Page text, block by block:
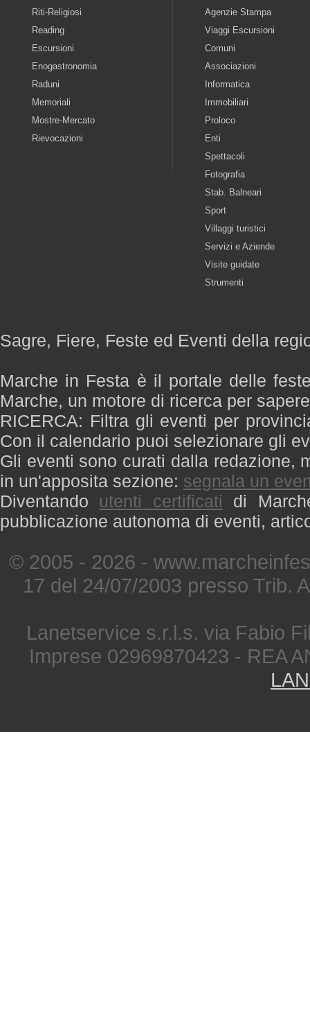
Riti-Religiosi
Reading
Escursioni
Enogastronomia
Raduni
Memoriali
Mostre-Mercato
Rievocazioni
Agenzie Stampa
Viaggi Escursioni
Comuni
Associazioni
Informatica
Immobiliari
Proloco
Enti
Spettacoli
Fotografia
Stab. Balneari
Sport
Villaggi turistici
Servizi e Aziende
Visite guidate
Strumenti
Sagre, Fiere, Feste ed Eventi della
Marche in Festa è il portale delle
Marche, un motore di ricerca per
RICERCA: Filtra gli eventi per
Con il calendario puoi selezionare gli
Gli eventi sono curati dalla redazione,
in un'apposita sezione: segnala un
Diventando utenti certificati di
pubblicazione autonoma di eventi,
© 2005 - 2026 -
17 del 24/07/2003 presso Trib.
Lanetservice s.r.l.s. via Fabio
Imprese 02969870423 - REA